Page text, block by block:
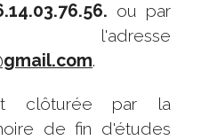
ou par
.
clôturée par la
de fin d'études